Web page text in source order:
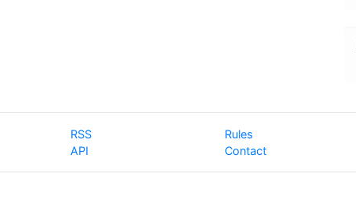
RSS
API
Rules
Contact